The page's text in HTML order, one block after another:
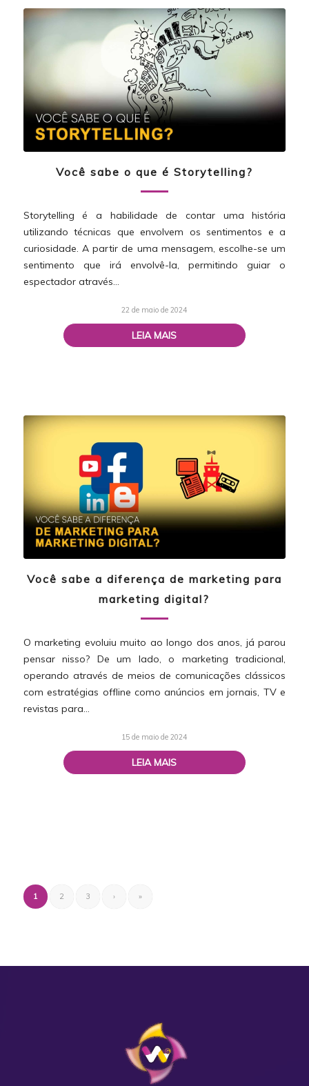
Você sabe o que é Storytelling?
Storytelling é a habilidade de contar uma história
utilizando técnicas que envolvem os sentimentos e a
curiosidade. A partir de uma mensagem, escolhe-se um
sentimento que irá envolvê-la, permitindo guiar o
espectador através…
LEIA MAIS
22 de maio de 2024
Você sabe a diferença de marketing para
marketing digital?
O marketing evoluiu muito ao longo dos anos, já parou
pensar nisso? De um lado, o marketing tradicional,
operando através de meios de comunicações clássicos
com estratégias offline como anúncios em jornais, TV e
revistas para…
LEIA MAIS
15 de maio de 2024
1 2 3 › »